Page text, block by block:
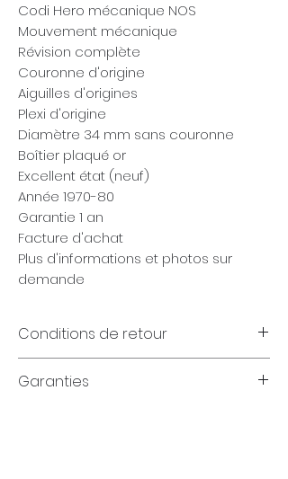
Codi Hero mécanique NOS
Mouvement mécanique
Révision complète
Couronne d'origine
Aiguilles d'origines
Plexi d'origine
Diamètre 34 mm sans couronne
Boîtier plaqué or
Excellent état (neuf)
Année 1970-80
Garantie 1 an
Facture d'achat
Plus d'informations et photos sur
demande
Conditions de retour
Garanties